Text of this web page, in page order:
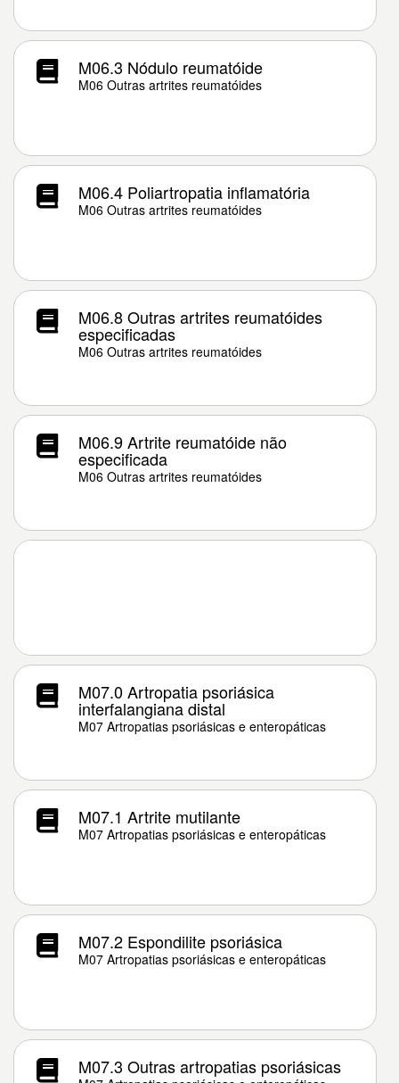
M06.3 Nódulo reumatóide
M06 Outras artrites reumatóides
M06.4 Poliartropatia inflamatória
M06 Outras artrites reumatóides
M06.8 Outras artrites reumatóides
especificadas
M06 Outras artrites reumatóides
M06.9 Artrite reumatóide não
especificada
M06 Outras artrites reumatóides
M07.0 Artropatia psoriásica
interfalangiana distal
M07 Artropatias psoriásicas e enteropáticas
M07.1 Artrite mutilante
M07 Artropatias psoriásicas e enteropáticas
M07.2 Espondilite psoriásica
M07 Artropatias psoriásicas e enteropáticas
M07.3 Outras artropatias psoriásicas